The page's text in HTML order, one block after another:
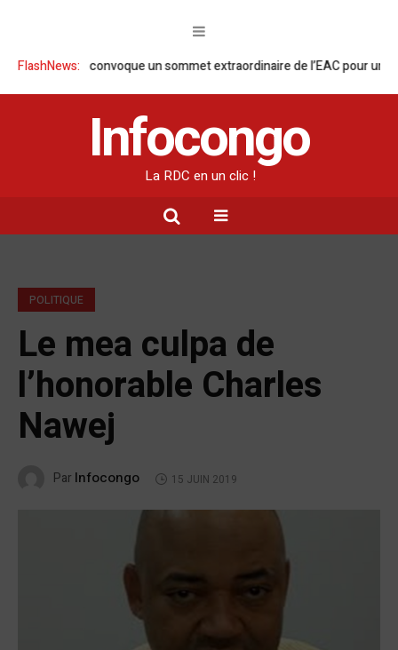
FlashNews:
Ruto convoque un sommet extraordinaire de l’EAC pour un face à
Infocongo
La RDC en un clic !
POLITIQUE
Le mea culpa de
l’honorable Charles
Nawej
Par Infocongo 15 JUIN 2019